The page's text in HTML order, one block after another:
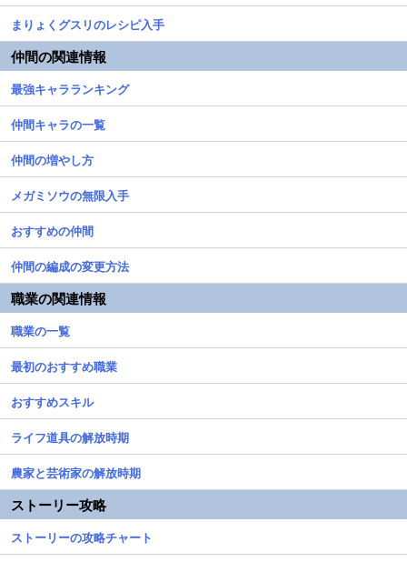
まりょくグスリのレシピ入手
仲間の関連情報
最強キャラランキング
仲間キャラの一覧
仲間の増やし方
メガミソウの無限入手
おすすめの仲間
仲間の編成の変更方法
職業の関連情報
職業の一覧
最初のおすすめ職業
おすすめスキル
ライフ道具の解放時期
農家と芸術家の解放時期
ストーリー攻略
ストーリーの攻略チャート